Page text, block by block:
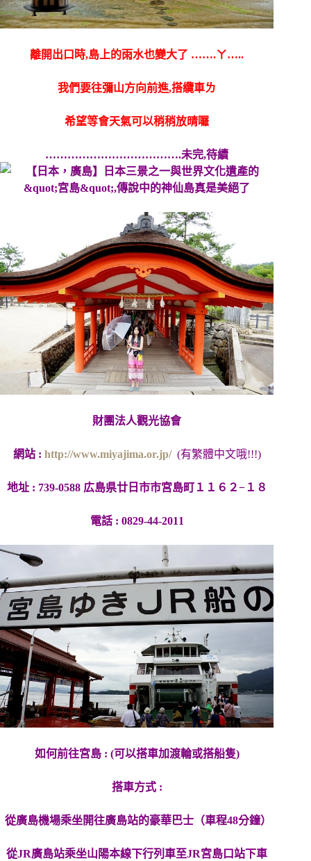
離開出口時,島上的雨水也變大了 …….ㄚ…..
我們要往彌山方向前進,搭纜車ㄌ
希望等會天氣可以稍稍放晴囉
……………………………….未完,待續
財團法人觀光協會
網站 : http://www.miyajima.or.jp/(有繁體中文哦!!!)
地址 : 739-0588 広島県廿日市市宮島町１１６２−１８
電話 : 0829-44-2011
如何前往宮島 : (可以搭車加渡輪或搭船隻)
搭車方式 :
從廣島機場乘坐開往廣島站的豪華巴士（車程48分鐘）
從JR廣島站乘坐山陽本線下行列車至JR宮島口站下車